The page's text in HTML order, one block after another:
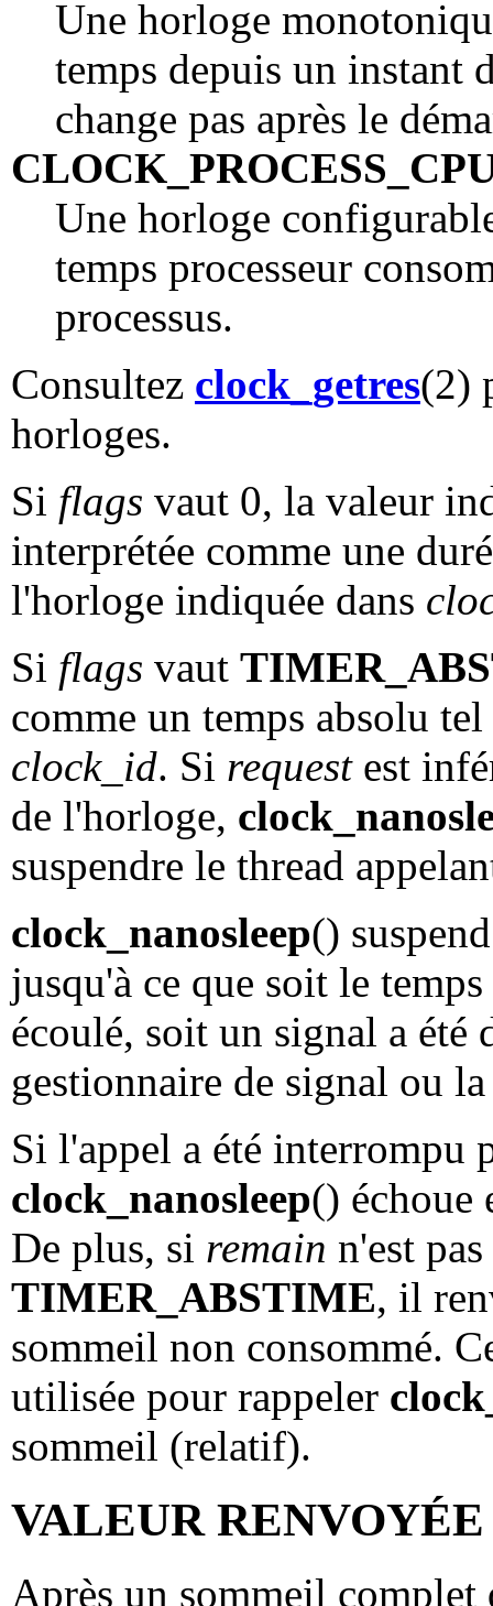
Une horloge
temps depuis un instant
change pas après le
Une horloge
temps processeur
processus.
Consultez clock_getres(2)
horloges.
Si flags vaut 0, la valeur
interprétée comme une
l'horloge indiquée dans
Si flags vaut
comme un temps absolu
clock_id. Si requestest
de l'horloge,
suspendre le thread
clock_nanosleep()
jusqu'à ce que soit le
écoulé, soit un signal a
gestionnaire de signal ou
Si l'appel a été interrompu
clock_nanosleep() échoue
De plus, si remain n'est
TIMER_ABSTIME, il
sommeil non consommé.
utilisée pour rappeler
sommeil (relatif).
VALEUR RENVOYÉE
Après un sommeil complet